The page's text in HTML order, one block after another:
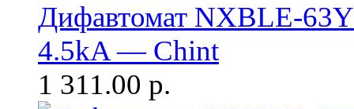
Дифавтомат NXBLE-
4.5kA — Chint
1 311.00 р.